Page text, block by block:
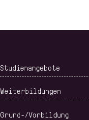
Studienangebote
Weiterbildungen
Grund-/Vorbildung